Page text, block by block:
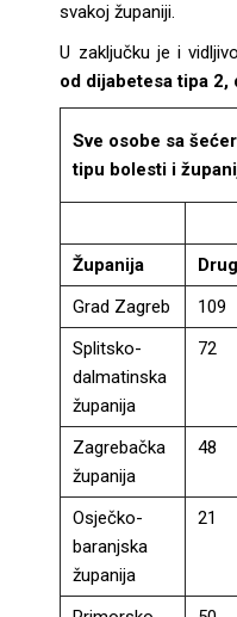
svakoj županiji.
U zaključku je i
od dijabetesa tipa 2,
Sve osobe sa
tipu bolesti i
Županija
Grad Zagreb
109
Splitsko-
dalmatinska
županija
72
Zagrebačka
županija
48
Osječko-
baranjska
županija
21